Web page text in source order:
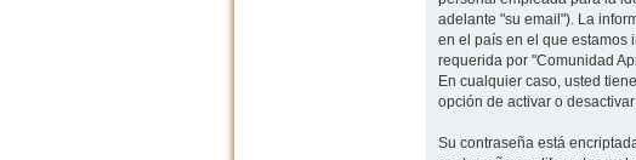
adelante "su email"). La
en el país en el que estamos
requerida por "Comunidad
En cualquier caso, usted
opción de activar o
Su contraseña está